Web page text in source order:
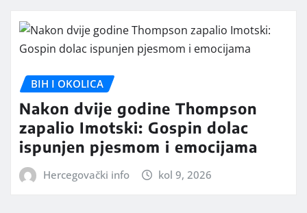
BIH I OKOLICA
Nakon dvije godine Thompson
zapalio Imotski: Gospin dolac
ispunjen pjesmom i emocijama
Hercegovački info kol 9, 2026